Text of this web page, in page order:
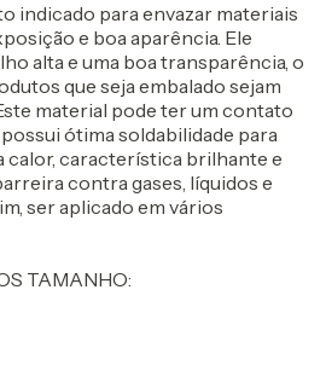
indicado para envazar materiais
e boa aparência. Ele
alta e uma boa transparência, o
que seja embalado sejam
material pode ter um contato
ótima soldabilidade para
calor, característica brilhante e
contra gases, líquidos e
ser aplicado em vários
TAMANHO: